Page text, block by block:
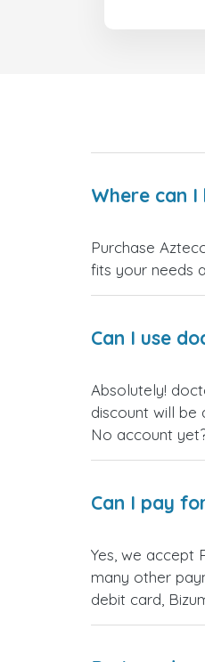
Where can
Purchase
fits your needs
Can I use
Absolutely!
discount will be
No account
Can I pay
Yes, we accept
many other
debit card,